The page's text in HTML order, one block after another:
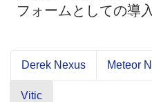
フォームとしての導
Derek Nexus Meteor
Vitic